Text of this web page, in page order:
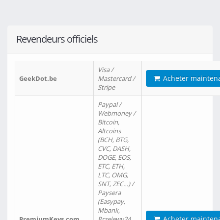
Revendeurs officiels
GeekDot.be
Visa /
Mastercard /
Stripe
Acheter
Paypal /
Webmoney /
Bitcoin,
Altcoins
(BCH, BTG,
CVC, DASH,
DOGE, EOS,
ETC, ETH,
LTC, OMG,
SNT, ZEC…) /
Paysera
(Easypay,
Mbank,